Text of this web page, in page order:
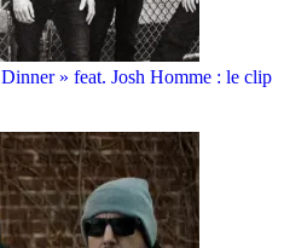
» feat. Josh Homme : le clip